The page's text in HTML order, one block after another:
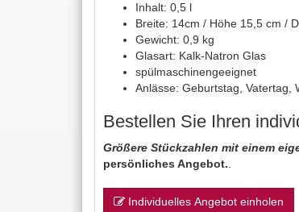
Inhalt: 0,5 l
Breite: 14cm / Höhe 15,5 cm /
Gewicht: 0,9 kg
Glasart: Kalk-Natron Glas
spülmaschinengeeignet
Anlässe: Geburtstag, Vatertag,
Bestellen Sie Ihren
Größere Stückzahlen mit einem
persönliches Angebot.
Individuelles Angebot einholen